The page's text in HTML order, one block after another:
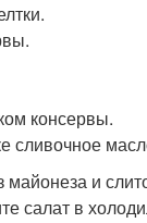
консервы.
сливочное
майонеза и
салат в